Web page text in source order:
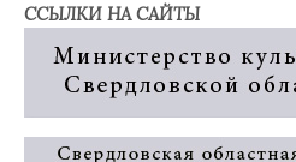
ССЫЛКИ НА САЙТЫ